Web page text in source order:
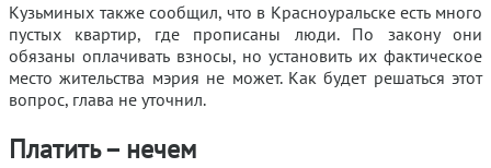
Кузьминых также сообщил, что в Красноуральске есть много
пустых квартир, где прописаны люди. По закону они
обязаны оплачивать взносы, но установить их фактическое
место жительства мэрия не может. Как будет решаться этот
вопрос, глава не уточнил.
Платить – нечем